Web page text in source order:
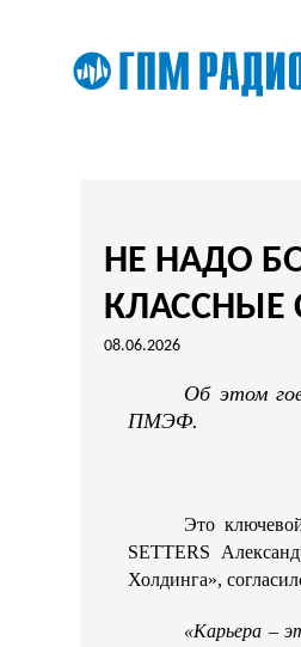
НЕ НАДО
КЛАССНЫЕ
08.06.2026
Об этом
ПМЭФ.
Это
SETTERS
Холдинга»,
«Карьера –